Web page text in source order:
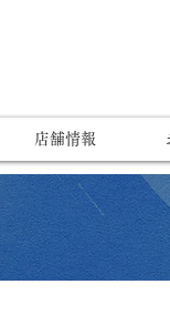
店舗情報